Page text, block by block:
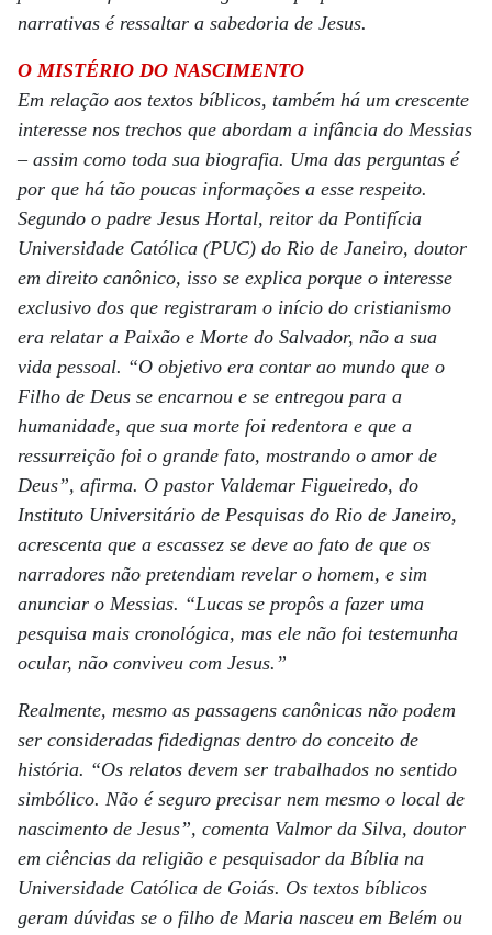
narrativas é ressaltar a sabedoria de Jesus.
O MISTÉRIO DO NASCIMENTO
Em relação aos textos bíblicos, também há um crescente
interesse nos trechos que abordam a infância do Messias
– assim como toda sua biografia. Uma das perguntas é
por que há tão poucas informações a esse respeito.
Segundo o padre Jesus Hortal, reitor da Pontifícia
Universidade Católica (PUC) do Rio de Janeiro, doutor
em direito canônico, isso se explica porque o interesse
exclusivo dos que registraram o início do cristianismo
era relatar a Paixão e Morte do Salvador, não a sua
vida pessoal. “O objetivo era contar ao mundo que o
Filho de Deus se encarnou e se entregou para a
humanidade, que sua morte foi redentora e que a
ressurreição foi o grande fato, mostrando o amor de
Deus”, afirma. O pastor Valdemar Figueiredo, do
Instituto Universitário de Pesquisas do Rio de Janeiro,
acrescenta que a escassez se deve ao fato de que os
narradores não pretendiam revelar o homem, e sim
anunciar o Messias. “Lucas se propôs a fazer uma
pesquisa mais cronológica, mas ele não foi testemunha
ocular, não conviveu com Jesus.”
Realmente, mesmo as passagens canônicas não podem
ser consideradas fidedignas dentro do conceito de
história. “Os relatos devem ser trabalhados no sentido
simbólico. Não é seguro precisar nem mesmo o local de
nascimento de Jesus”, comenta Valmor da Silva, doutor
em ciências da religião e pesquisador da Bíblia na
Universidade Católica de Goiás. Os textos bíblicos
geram dúvidas se o filho de Maria nasceu em Belém ou